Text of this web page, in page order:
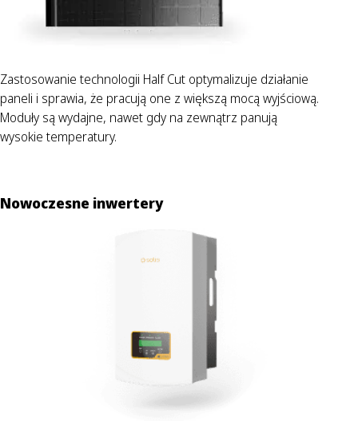
Zastosowanie technologii Half Cut optymalizuje działanie
paneli i sprawia, że pracują one z większą mocą wyjściową.
Moduły są wydajne, nawet gdy na zewnątrz panują
wysokie temperatury.
Nowoczesne inwertery